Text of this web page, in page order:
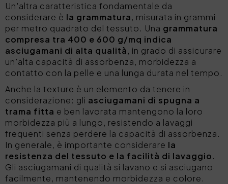
Un'altra caratteristica fondamentale da
considerare è la grammatura, misurata in grammi
per metro quadrato del tessuto. Una grammatura
compresa tra 400 e 600 g/mq indica
asciugamani di alta qualità, in grado di assicurare
un'alta capacità di assorbenza, morbidezza a
contatto con la pelle e una lunga durata nel tempo.
Anche la texture è un elemento da tenere in
considerazione: gli asciugamani di spugna a
trama fitta e ben lavorata mantengono la loro
morbidezza più a lungo, resistendo a lavaggi
frequenti senza perdere la capacità di assorbenza.
In generale, è importante considerare la
resistenza del tessuto e la facilità di lavaggio.
Gli asciugamani di qualità si lavano e si asciugano
facilmente, mantenendo morbidezza e colore.